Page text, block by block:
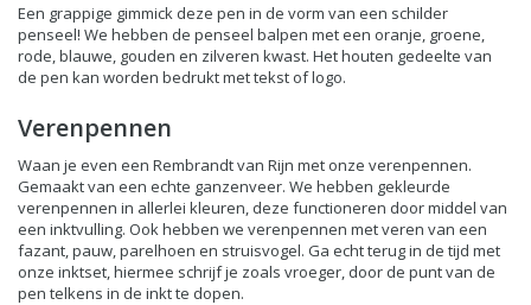
Een grappige gimmick deze pen in de vorm van een schilder
penseel! We hebben de penseel balpen met een oranje, groene,
rode, blauwe, gouden en zilveren kwast. Het houten gedeelte van
de pen kan worden bedrukt met tekst of logo.
Verenpennen
Waan je even een Rembrandt van Rijn met onze verenpennen.
Gemaakt van een echte ganzenveer. We hebben gekleurde
verenpennen in allerlei kleuren, deze functioneren door middel van
een inktvulling. Ook hebben we verenpennen met veren van een
fazant, pauw, parelhoen en struisvogel. Ga echt terug in de tijd met
onze inktset, hiermee schrijf je zoals vroeger, door de punt van de
pen telkens in de inkt te dopen.